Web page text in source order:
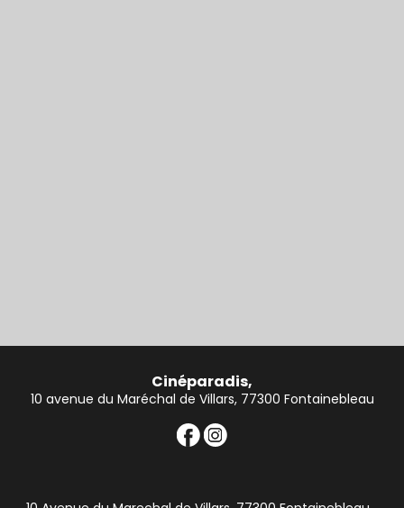
Cinéparadis,
10 avenue du Maréchal de Villars, 77300 Fontainebleau